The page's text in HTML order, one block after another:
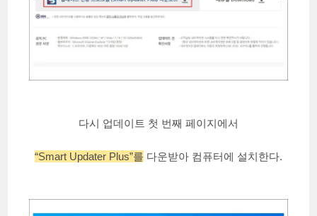
다시 업데이트 첫 번째 페이지에서
“Smart Updater Plus”를 다운받아 컴퓨터에 설치한다.